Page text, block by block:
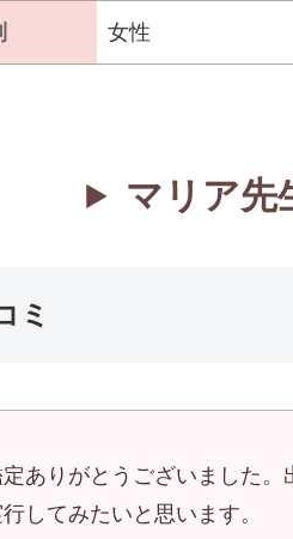
女性
マリア先
ミ
ありがとうございました
してみたいと思います。